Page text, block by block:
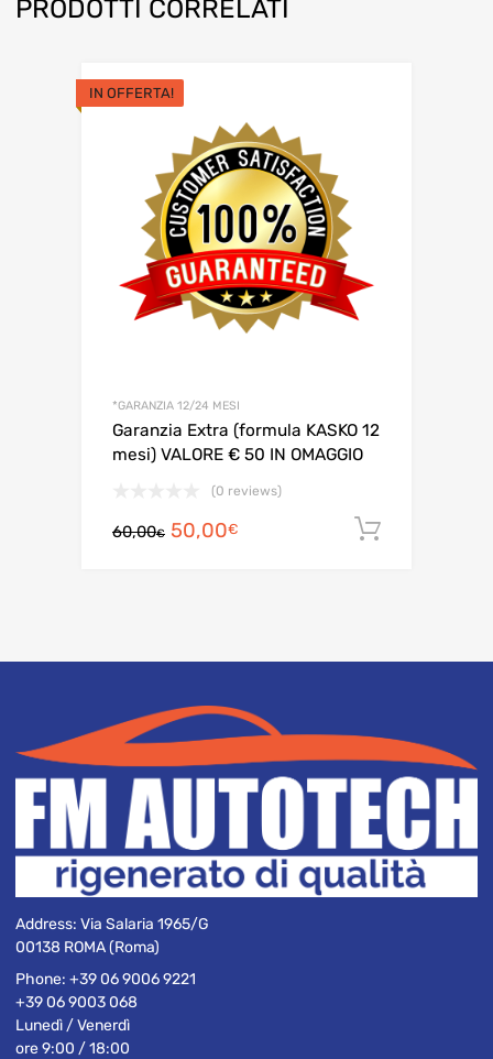
PRODOTTI CORRELATI
IN OFFERTA!
*GARANZIA 12/24 MESI
Garanzia Extra (formula KASKO 12
mesi) VALORE € 50 IN OMAGGIO
(0 reviews)
60,00€ Il
50,00€
Address: Via Salaria 1965/G
00138 ROMA (Roma)
Phone: +39 06 9006 9221
+39 06 9003 068
Lunedì / Venerdì
ore 9:00 / 18:00